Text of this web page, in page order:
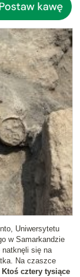
Uniwersytetu
w Samarkandzie
się na
Na czaszce
Ktoś cztery tysiące